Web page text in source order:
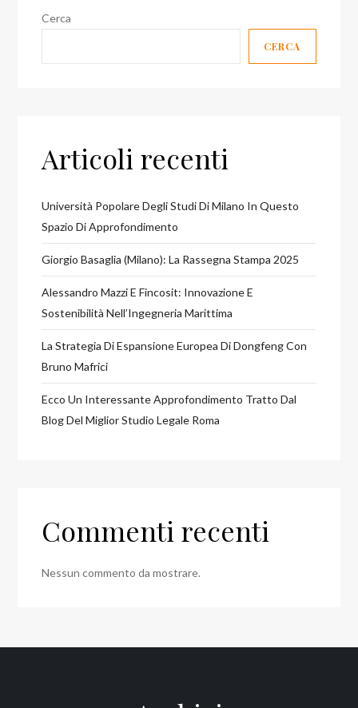
Rosafio
Cerca
CERCA
Articoli recenti
Università Popolare Degli Studi Di Milano In Questo
Spazio Di Approfondimento
Giorgio Basaglia (Milano): La Rassegna Stampa 2025
Alessandro Mazzi E Fincosit: Innovazione E
Sostenibilità Nell’Ingegneria Marittima
La Strategia Di Espansione Europea Di Dongfeng Con
Bruno Mafrici
Ecco Un Interessante Approfondimento Tratto Dal
Blog Del Miglior Studio Legale Roma
Commenti recenti
Nessun commento da mostrare.